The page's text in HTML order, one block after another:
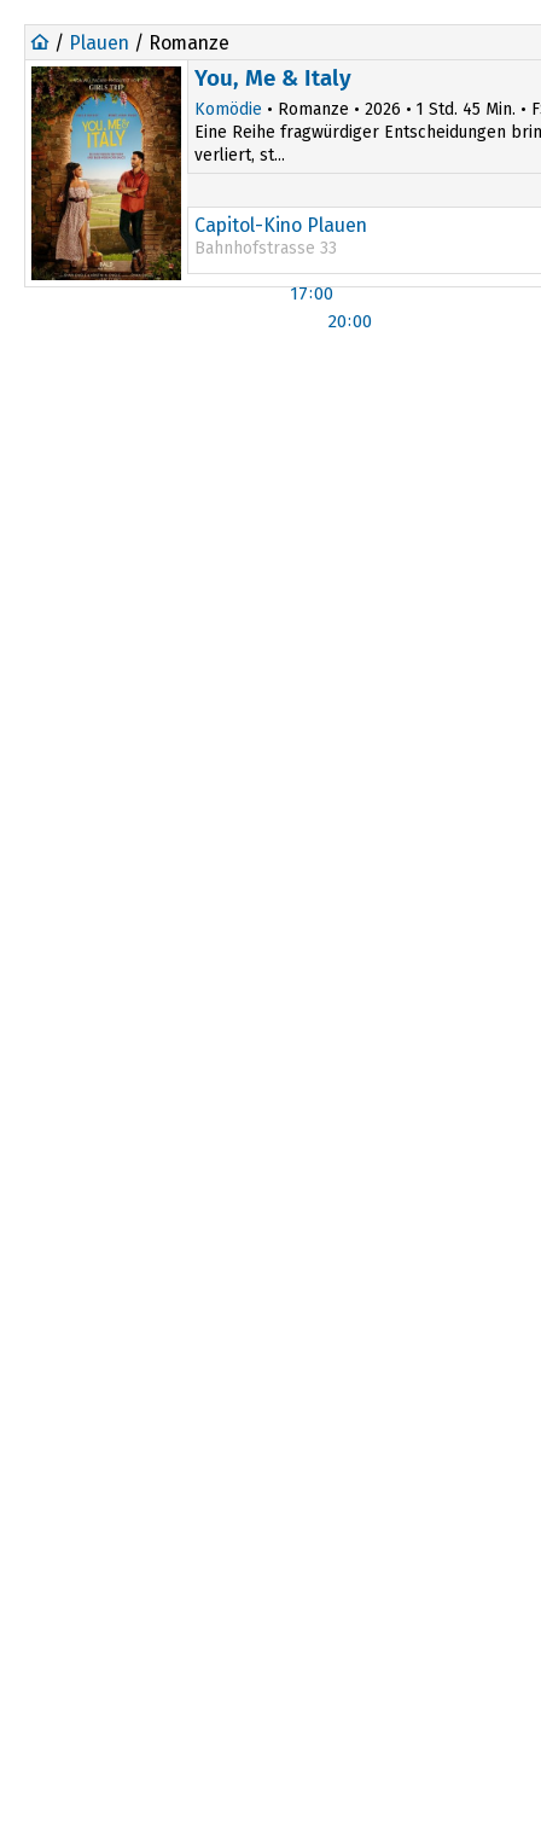
/ Plauen / Romanze
You, Me & Italy
Komödie • Romanze • 2026 • 1 Std. 45 Min. •
Eine Reihe fragwürdiger Entscheidungen
verliert, st...
Capitol-Kino Plauen
Bahnhofstrasse 33
17:00
20:00